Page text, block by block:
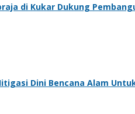
di Kukar Dukung
Dini Bencana Alam